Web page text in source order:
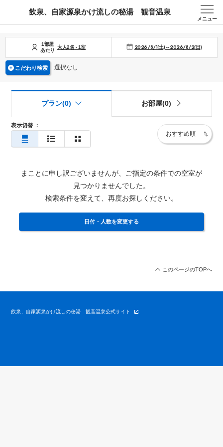
飲泉、自家源泉かけ流しの秘湯 観音温泉
メニュー
1部屋
あたり
大人2名 -1室 2026/8/1(土)～2026/8/2(日)
こだわり検索 選択なし
表示切替 ：
プラン(0) お部屋(0)
まことに申し訳ございませんが、ご指定の条件での空室が
見つかりませんでした。
検索条件を変えて、再度お探しください。
日付・人数を変更する
このページのTOPへ
飲泉、自家源泉かけ流しの秘湯 観音温泉公式サイト